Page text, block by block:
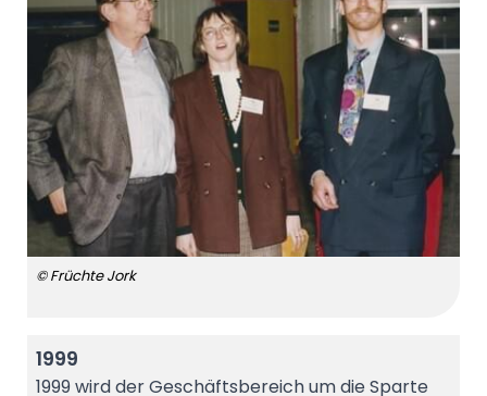
© Früchte Jork
1999
1999 wird der Geschäftsbereich um die Sparte